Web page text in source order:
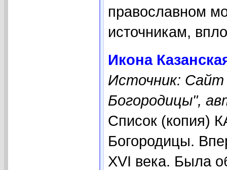
православном
источникам,
Икона
Источник: Сайт
Богородицы",
Список (копия)
Богородицы.
XVI века. Была